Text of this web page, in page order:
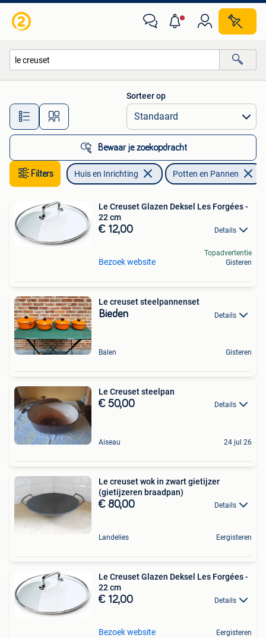
Alle afstanden…
Sorteer op
Bewaar je zoekopdracht
Filters Huis en Inrichting Potten en Pannen
Le Creuset Glazen Deksel Les Forgées -
22 cm
€ 12,00 Details
Bezoek website
Topadvertentie
Gisteren
Le creuset steelpannenset
Bieden Details
Balen Gisteren
Le Creuset steelpan
€ 50,00 Details
Aiseau 24 jul 26
Le creuset wok in zwart gietijzer
(gietijzeren braadpan)
€ 80,00 Details
Landelies Eergisteren
Le Creuset Glazen Deksel Les Forgées -
22 cm
€ 12,00 Details
Bezoek website Eergisteren